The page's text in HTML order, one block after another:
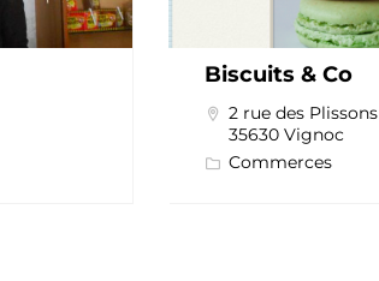
Biscuits & Co
2 rue des Plissons
35630 Vignoc
Commerces